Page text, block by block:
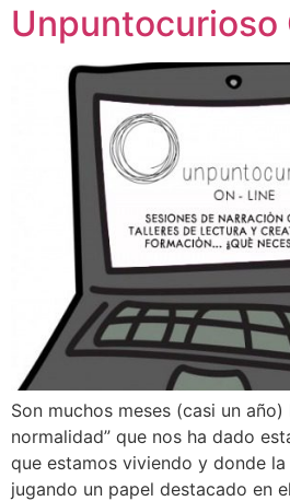
Unpuntocurioso
Son muchos meses (casi un
normalidad” que nos ha dado
que estamos viviendo y donde
jugando un papel destacado en